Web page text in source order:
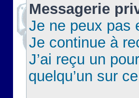
Messagerie
Je ne peux pas
Je continue à
J’ai reçu un
quelqu’un sur